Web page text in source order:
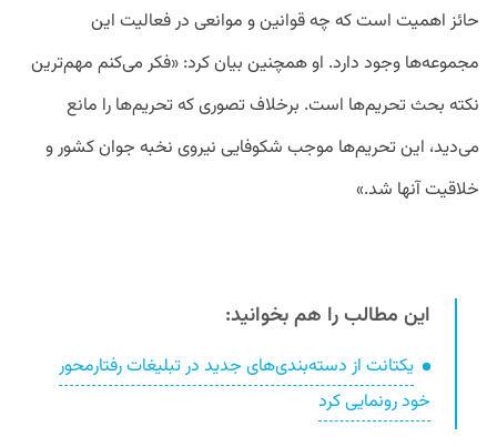
حائز اهمیت است که چه قوانین و موانعی در فعالیت این
مجموعه‌ها وجود دارد. او همچنین بیان کرد: «فکر می‌کنم مهم‌ترین
نکته بحث تحریم‌ها است. برخلاف تصوری که تحریم‌ها را مانع
می‌دید، این تحریم‌ها موجب شکوفایی نیروی نخبه‌ جوان کشور و
خلاقیت آنها شد.»
این مطالب را هم بخوانید:
یکتانت از دسته‌بندی‌های جدید در تبلیغات رفتارمحور
خود رونمایی کرد